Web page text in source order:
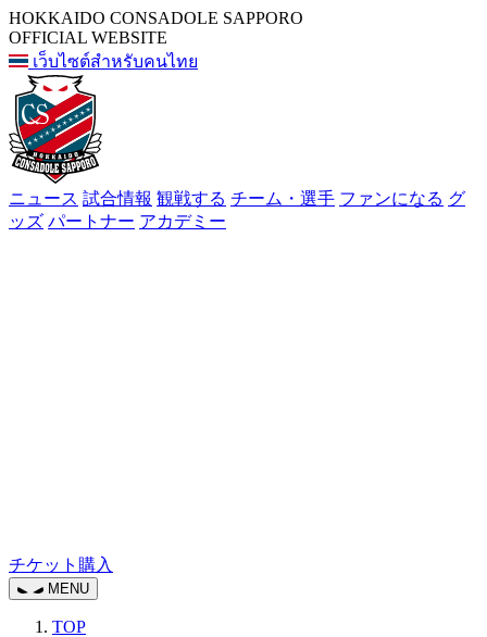
HOKKAIDO CONSADOLE SAPPORO
OFFICIAL WEBSITE
เว็บไซต์สำหรับคนไทย
ニュース 試合情報 観戦する チーム・選手 ファンになる グ
ッズ パートナー アカデミー
チケット購入
MENU
TOP